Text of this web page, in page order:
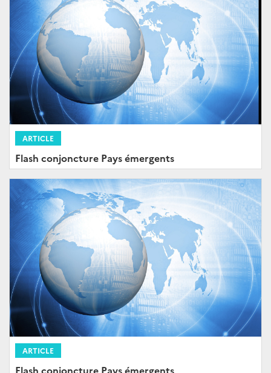
ARTICLE
Flash conjoncture Pays émergents
ARTICLE
Flash conjoncture Pays émergents